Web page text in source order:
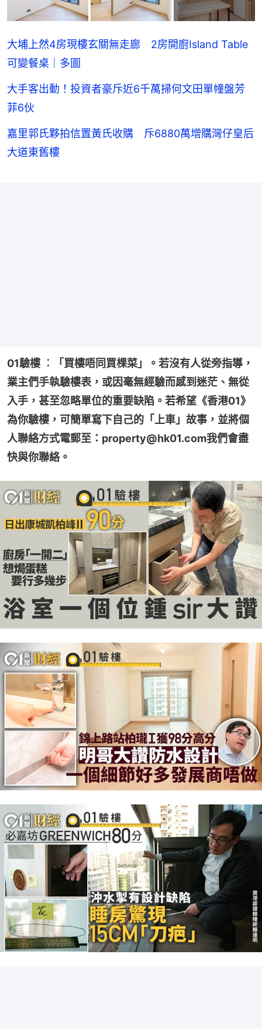
大埔上然4房現樓玄關無走廊 2房開廚Island Table
可變餐桌｜多圖
大手客出動！投資者豪斥近6千萬掃何文田單幢盤芳
菲6伙
嘉里郭氏夥拍信置黃氏收購 斥6880萬增購灣仔皇后
大道東舊樓
01驗樓 ︰「買樓唔同買棵菜」。若沒有人從旁指導，
業主們手執驗樓表，或因毫無經驗而感到迷茫、無從
入手，甚至忽略單位的重要缺陷。若希望《香港01》
為你驗樓，可簡單寫下自己的「上車」故事，並將個
人聯絡方式電郵至：property@hk01.com我們會盡
快與你聯絡。